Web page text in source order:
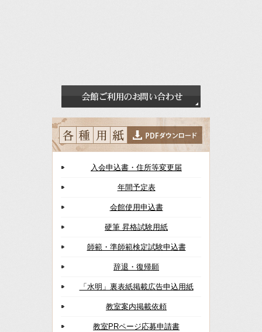
入会申込書・住所等変更届
年間予定表
会館使用申込書
硬筆 昇格試験用紙
師範・準師範検定試験申込書
辞退・復帰願
「水明」裏表紙掲載広告申込用紙
教室案内掲載依頼
教室PRページ応募申請書